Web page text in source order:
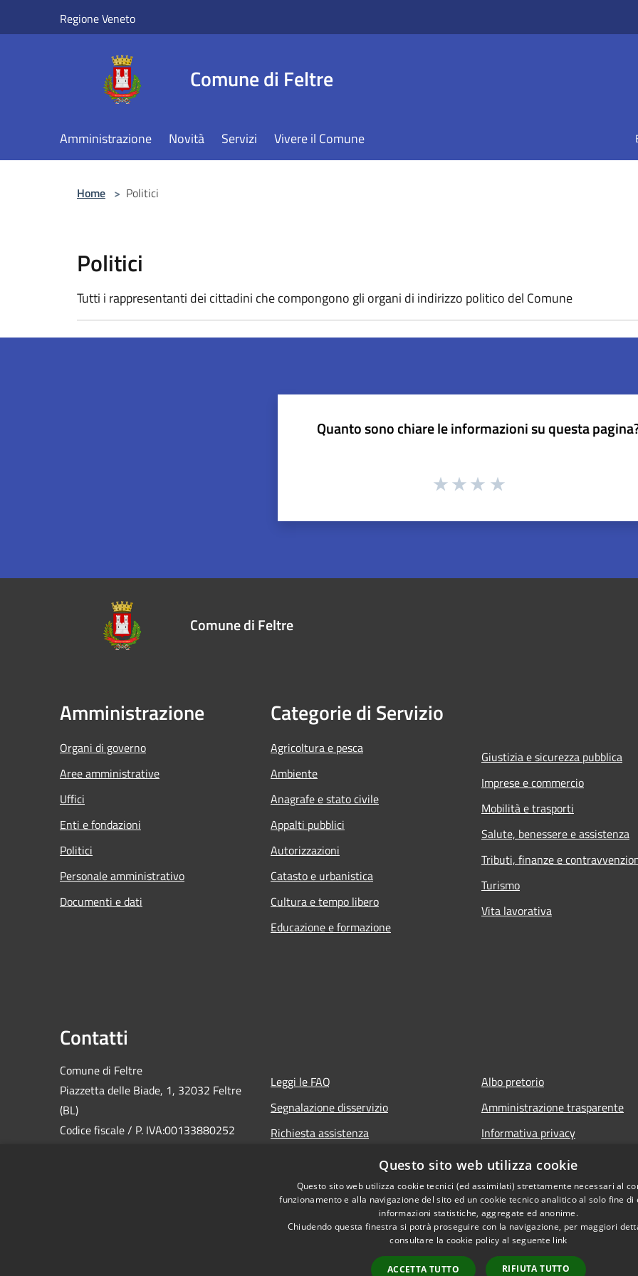
Regione Veneto
Comune di Feltre
Amministrazione Novità Servizi Vivere il Comune
Home > Politici
Politici
Tutti i rappresentanti dei cittadini che compongono gli organi di indirizzo politico del Comune
Quanto sono chiare le informazioni su questa
Comune di Feltre
Amministrazione
Organi di governo
Aree amministrative
Uffici
Enti e fondazioni
Politici
Personale amministrativo
Documenti e dati
Categorie di Servizio
Agricoltura e pesca
Ambiente
Anagrafe e stato civile
Appalti pubblici
Autorizzazioni
Catasto e urbanistica
Cultura e tempo libero
Educazione e formazione
Giustizia e sicurezza pubblica
Imprese e commercio
Mobilità e trasporti
Salute, benessere e assistenza
Tributi, finanze e
Turismo
Vita lavorativa
Contatti
Comune di Feltre
Piazzetta delle Biade, 1, 32032 Feltre
(BL)
Codice fiscale / P. IVA:00133880252
Leggi le FAQ
Segnalazione disservizio
Richiesta assistenza
Segnalazioni online cittadino
Prenotazione appuntamento
Albo pretorio
Amministrazione trasparente
Informativa privacy
Cookie Policy (UE)
Dichiarazione di accessibilità
Note legali
Questo sito utilizza cookie tecnici, analytics e di terze parti. Proseguendo nella
Questo sito web utilizza cookie
Questo sito web utilizza cookie tecnici (ed assimilati) strettamente necessari al
funzionamento e alla navigazione del sito ed un cookie tecnico analitico al solo fine di
informazioni statistiche, aggregate ed anonime.
Chiudendo questa finestra si potrà proseguire con la navigazione, per maggiori
consultare la cookie policy al seguente link
ACCETTA TUTTO RIFIUTA TUTTO